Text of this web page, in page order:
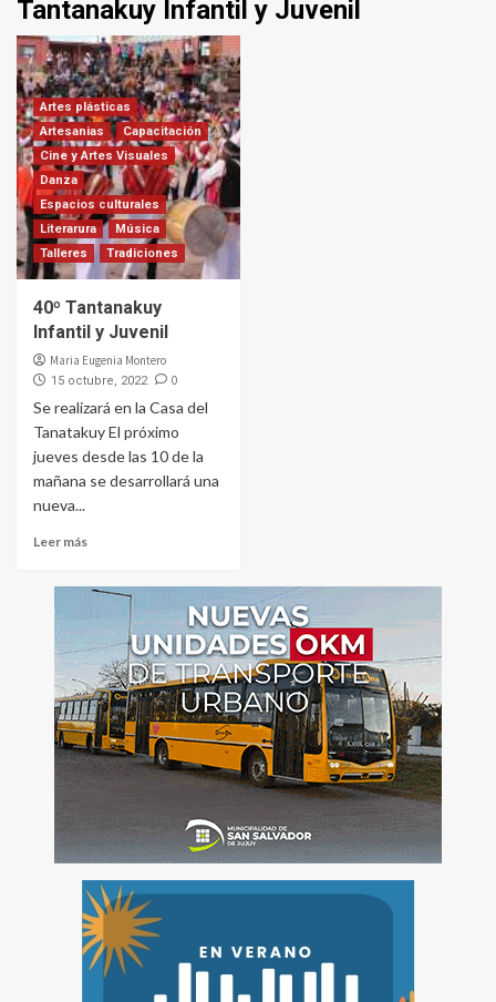
Tantanakuy Infantil y Juvenil
Artes plásticas
Artesanias
Capacitación
Cine y Artes Visuales
Danza
Espacios culturales
Literarura
Música
Talleres
Tradiciones
40º Tantanakuy
Infantil y Juvenil
Maria Eugenia Montero
15 octubre, 2022 0
Se realizará en la Casa del
Tanatakuy El próximo
jueves desde las 10 de la
mañana se desarrollará una
nueva...
Leer más